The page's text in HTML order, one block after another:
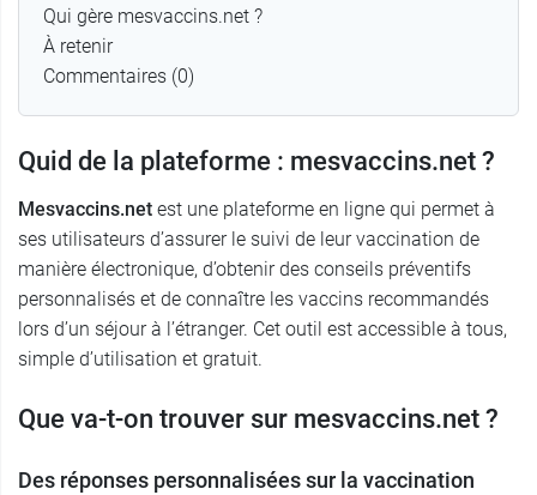
Qui gère mesvaccins.net ?
À retenir
Commentaires (0)
Quid de la plateforme : mesvaccins.net ?
Mesvaccins.net est une plateforme en ligne qui permet à
ses utilisateurs d’assurer le suivi de leur vaccination de
manière électronique, d’obtenir des conseils préventifs
personnalisés et de connaître les vaccins recommandés
lors d’un séjour à l’étranger. Cet outil est accessible à tous,
simple d’utilisation et gratuit.
Que va-t-on trouver sur mesvaccins.net ?
Des réponses personnalisées sur la vaccination